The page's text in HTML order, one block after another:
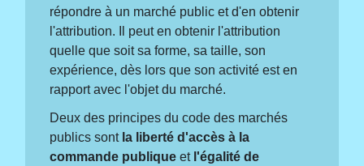
répondre à un marché public et d'en obtenir
l'attribution. Il peut en obtenir l'attribution
quelle que soit sa forme, sa taille, son
expérience, dès lors que son activité est en
rapport avec l'objet du marché.
Deux des principes du code des marchés
publics sont la liberté d'accès à la
commande publique et l'égalité de